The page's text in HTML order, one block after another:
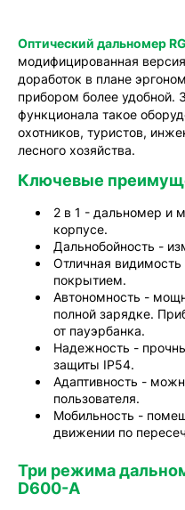
Оптический дальномер
модифицированная
доработок в плане
прибором более удобной.
функционала такое
охотников, туристов,
лесного хозяйства.
Ключевые
2 в 1 - дальномер и
корпусе.
Дальнобойность -
Отличная
покрытием.
Автономность -
полной зарядке.
от пауэрбанка.
Надежность -
защиты IP54.
Адаптивность -
пользователя.
Мобильность -
движении по
Три режима
D600-A